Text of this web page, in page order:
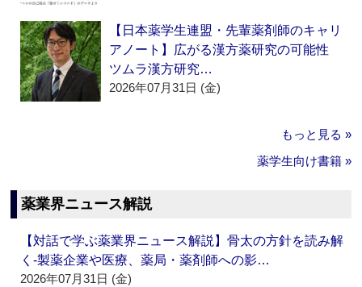
【日本薬学生連盟・先輩薬剤師のキャリ
アノート】広がる漢方薬研究の可能性
ツムラ漢方研究…
2026年07月31日 (金)
もっと見る »
薬学生向け書籍 »
薬業界ニュース解説
【対話で学ぶ薬業界ニュース解説】骨太の方針を読み解
く‐製薬企業や医療、薬局・薬剤師への影…
2026年07月31日 (金)